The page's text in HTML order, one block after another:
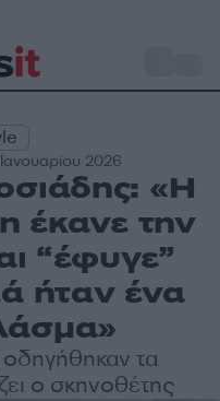
2026
«Η
έκανε την
“έφυγε”
ήταν ένα
τα
ο σκηνοθέτης